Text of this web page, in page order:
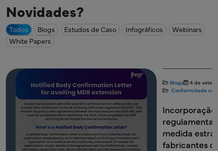
Novidades?
Todos Blogs Estudos de Caso Infográficos
Webinars
White Papers
Blogs
4 de
Conformidade
Incorporação
medida
fabricantes